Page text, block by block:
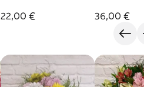
22,00 € 36,00 €